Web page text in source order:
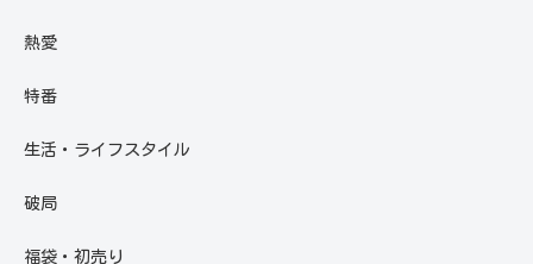
熱愛
特番
生活・ライフスタイル
破局
福袋・初売り